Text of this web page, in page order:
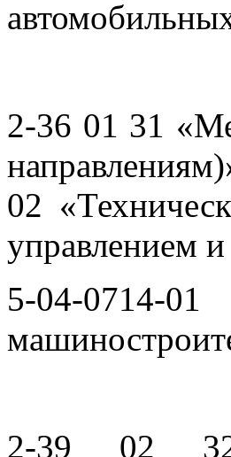
2-36 01 31
02 «
управлением
5-04-0714-
2-39 02 32